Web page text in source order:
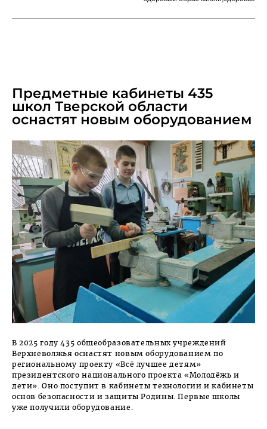
Предметные кабинеты 435
школ Тверской области
оснастят новым оборудованием
В 2025 году 435 общеобразовательных учреждений
Верхневолжья оснастят новым оборудованием по
региональному проекту «Всё лучшее детям»
президентского национального проекта «Молодёжь и
дети». Оно поступит в кабинеты технологии и кабинеты
основ безопасности и защиты Родины. Первые школы
уже получили оборудование.